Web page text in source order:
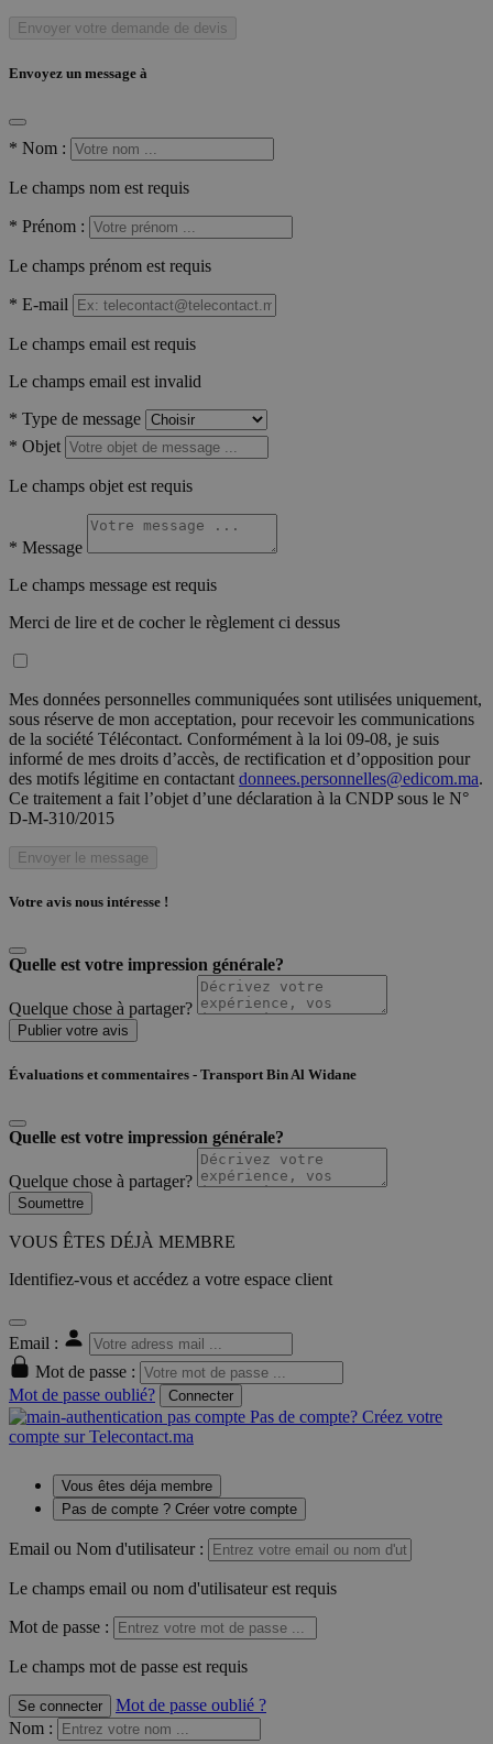
Envoyer votre demande de devis
Envoyez un message à
* Nom :
Le champs nom est requis
* Prénom :
Le champs prénom est requis
* E-mail
Le champs email est requis
Le champs email est invalid
* Type de message
* Objet
Le champs objet est requis
* Message
Le champs message est requis
Merci de lire et de cocher le règlement ci dessus
Mes données personnelles communiquées sont utilisées uniquement,
sous réserve de mon acceptation, pour recevoir les communications
de la société Télécontact. Conformément à la loi 09-08, je suis
informé de mes droits d’accès, de rectification et d’opposition pour
des motifs légitime en contactant donnees.personnelles@edicom.ma.
Ce traitement a fait l’objet d’une déclaration à la CNDP sous le N°
D-M-310/2015
Envoyer le message
Votre avis nous intéresse !
Quelle est votre impression générale?
Quelque chose à partager?
Publier votre avis
Évaluations et commentaires - Transport Bin Al Widane
Quelle est votre impression générale?
Quelque chose à partager?
Soumettre
VOUS ÊTES DÉJÀ MEMBRE
Identifiez-vous et accédez a votre espace client
Email :
Mot de passe :
Mot de passe oublié?
Connecter
Pas de compte? Créez votre
compte sur Telecontact.ma
Vous êtes déja membre
Pas de compte ? Créer votre compte
Email ou Nom d'utilisateur :
Le champs email ou nom d'utilisateur est requis
Mot de passe :
Le champs mot de passe est requis
Se connecter
Mot de passe oublié ?
Nom :